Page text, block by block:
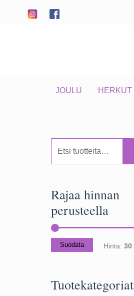
sisältöön
JOULU HERKUT
i
:
Rajaa hinnan
perusteella
Suodata Hinta: 30
Tuotekategoriat